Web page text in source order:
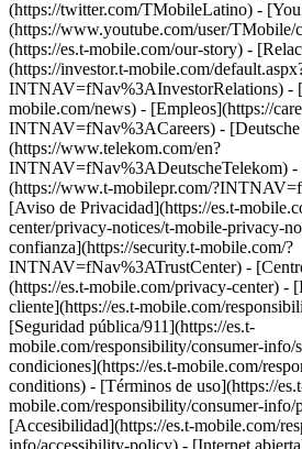
(https://twitter.com/TMobileLatino) -
(https://www.youtube.com/user/TMobile/
(https://es.t-mobile.com/our-story) -
(https://investor.t-mobile.com/
INTNAV=fNav%3AInvestorRelations) -
mobile.com/news) - [Empleos](https://
INTNAV=fNav%3ACareers) -
(https://www.telekom.com/en?
INTNAV=fNav%3ADeutscheTelekom) -
(https://www.t-mobilepr.com/
[Aviso de Privacidad](https://es.t-
center/privacy-notices/t-mobile-privacy-
confianza](https://security.t-mobile.com/?
INTNAV=fNav%3ATrustCenter) -
(https://es.t-mobile.com/privacy-center) -
cliente](https://es.t-mobile.com/
[Seguridad pública/911](https://es.t-
mobile.com/responsibility/consumer-
condiciones](https://es.t-mobile.com/
conditions) - [Términos de uso](https://
mobile.com/responsibility/consumer-info/
[Accesibilidad](https://es.t-mobile.com/
info/accessibility-policy) - [Internet